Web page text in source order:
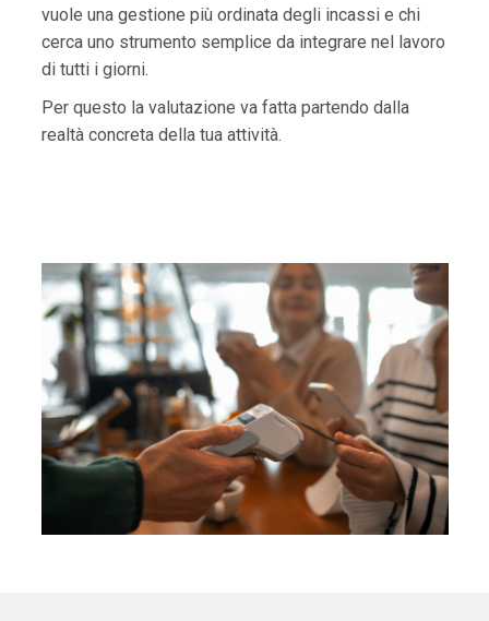
vuole una gestione più ordinata degli incassi e chi
cerca uno strumento semplice da integrare nel lavoro
di tutti i giorni.
Per questo la valutazione va fatta partendo dalla
realtà concreta della tua attività.